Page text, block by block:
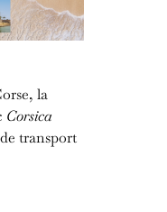
la
Corsica
transport